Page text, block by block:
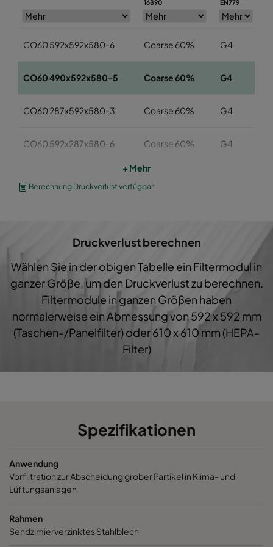
16890
EN779
CO60 592x592x580-6 Coarse 60% G4
CO60 490x592x580-5 Coarse 60% G4
CO60 287x592x580-3 Coarse 60% G4
CO60 592x287x580-6 Coarse 60% G4
CO60 490x592x360-5 Coarse 60%
CO60 287x592x360-3 Coarse 60% G4
CO60 287x287x360-3 Coarse 60% G4
CO60 592x287x360-6 G4
CO60 592x592x195-6 Coarse 60% G4
CO60 287x592x195-3 Coarse 60%
CO60 287x287x195-3 Coarse 60% G4
+ Mehr
Berechnung Druckverlust verfügbar
Druckverlust berechnen
Wählen Sie in der obigen Tabelle ein Filtermodul in
ganzer Größe, um den Druckverlust zu berechnen.
Filtermodule in ganzen Größen haben
normalerweise ein Abmessung von 592 x 592 mm
(Taschen-/Panelfilter) oder 610 x 610 mm (HEPA-
Filter)
Spezifikationen
Anwendung
Vorfiltration zur Abscheidung grober Partikel in Klima- und
Lüftungsanlagen
Rahmen
Sendzimierverzinktes Stahlblech